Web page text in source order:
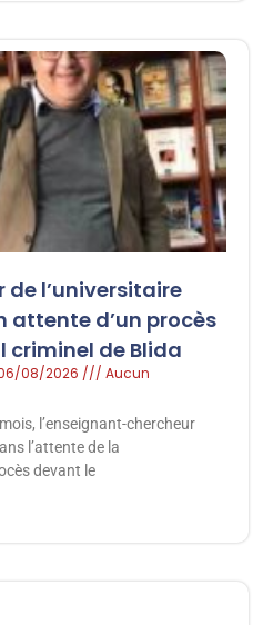
de l’universitaire
attente d’un procès
criminel de Blida
08/2026
Aucun
l’enseignant-chercheur
l’attente de la
devant le